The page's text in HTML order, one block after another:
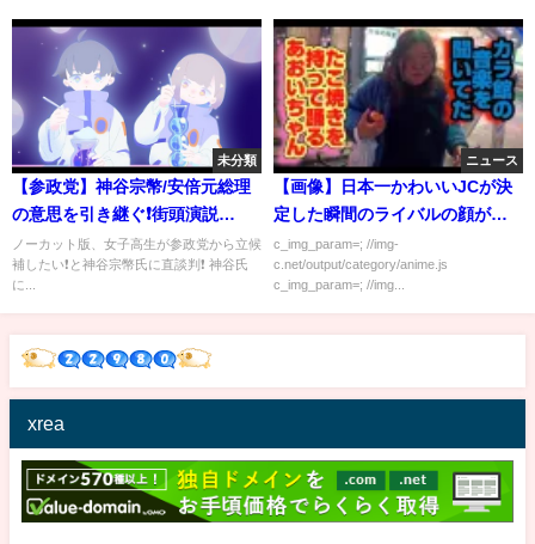
未分類
【参政党】神谷宗幣/安倍元総理
の意思を引き継ぐ❗️街頭演説
2022.6.25神戸三宮 ［音声明瞭］
ノーカット版、女子高生が参政党から立候
補したい❗️と神谷宗幣氏に直談判❗️ 神谷氏
に...
ニュース
【画像】日本一かわいいJCが決
定した瞬間のライバルの顔がこ
ちらｗｗｗ
c_img_param=; //img-
c.net/output/category/anime.js
c_img_param=; //img...
xrea